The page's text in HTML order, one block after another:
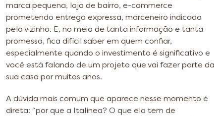
marca pequena, loja de bairro, e-commerce
prometendo entrega expressa, marceneiro indicado
pelo vizinho. E, no meio de tanta informação e tanta
promessa, fica difícil saber em quem confiar,
especialmente quando o investimento é significativo e
você está falando de um projeto que vai fazer parte da
sua casa por muitos anos.
A dúvida mais comum que aparece nesse momento é
direta: “por que a Italínea? O que ela tem de